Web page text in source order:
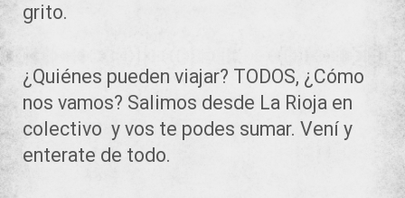
grito.
¿Quiénes pueden viajar? TODOS, ¿Cómo
nos vamos? Salimos desde La Rioja en
colectivo y vos te podes sumar. Vení y
enterate de todo.